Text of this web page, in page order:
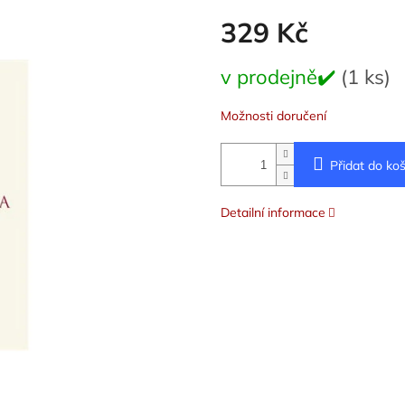
329 Kč
cena:
v prodejně✔️ (1 ks)
Možnosti doručení
Přidat do
Detailní informace